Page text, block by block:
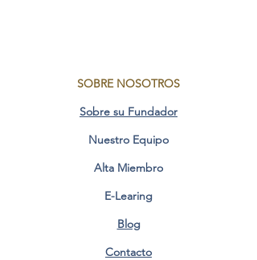
SOBRE NOSOTROS
Sobre su Fundador
Nuestro Equipo
Alta Miembro
E-Learing
Blog
Contacto